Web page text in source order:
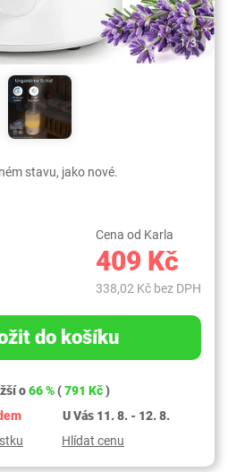
1/3
stavu, jako nové.
Cena od Karla
409 Kč
338,02 Kč bez DPH
do košíku
o66 %(791 Kč)
U Vás 11. 8. - 12. 8.
Hlídat cenu